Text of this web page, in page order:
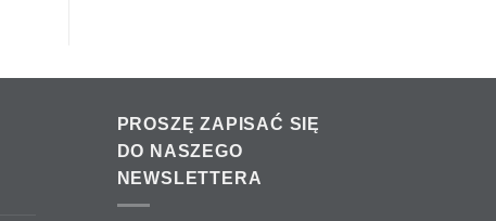
PROSZĘ ZAPISAĆ SIĘ
DO NASZEGO
NEWSLETTERA